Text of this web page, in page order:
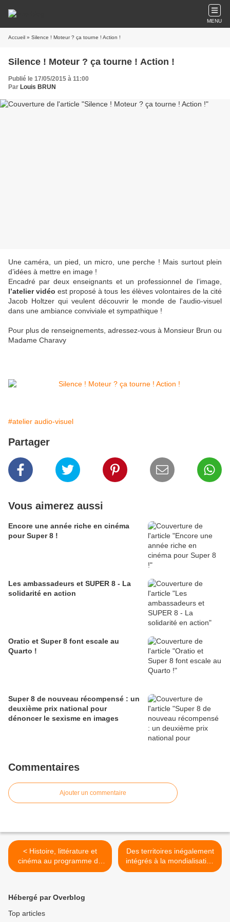
MENU
Accueil » Silence ! Moteur ? ça tourne ! Action !
Silence ! Moteur ? ça tourne ! Action !
Publié le 17/05/2015 à 11:00
Par Louis BRUN
Une caméra, un pied, un micro, une perche ! Mais surtout plein
d’idées à mettre en image !
Encadré par deux enseignants et un professionnel de l’image,
l’atelier vidéo est proposé à tous les élèves volontaires de la cité
Jacob Holtzer qui veulent découvrir le monde de l'audio-visuel
dans une ambiance conviviale et sympathique !
Pour plus de renseignements, adressez-vous à Monsieur Brun ou
Madame Charavy
#atelier audio-visuel
Partager
Vous aimerez aussi
Encore une année riche en cinéma
pour Super 8 !
Les ambassadeurs et SUPER 8 - La
solidarité en action
Oratio et Super 8 font escale au
Quarto !
Super 8 de nouveau récompensé : un
deuxième prix national pour
dénoncer le sexisme en images
Commentaires
Ajouter un commentaire
< Histoire, littérature et
cinéma au programme de
la 7° édition du festival
Des territoires inégalement
intégrés à la mondialisation
(correction DS) >
Hébergé par Overblog
Top articles